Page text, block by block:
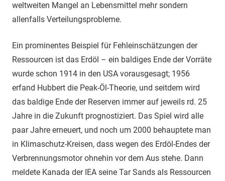
weltweiten Mangel an Lebensmittel mehr sondern
allenfalls Verteilungsprobleme.
Ein prominentes Beispiel für Fehleinschätzungen der
Ressourcen ist das Erdöl – ein baldiges Ende der Vorräte
wurde schon 1914 in den USA vorausgesagt; 1956
erfand Hubbert die Peak-Öl-Theorie, und seitdem wird
das baldige Ende der Reserven immer auf jeweils rd. 25
Jahre in die Zukunft prognostiziert. Das Spiel wird alle
paar Jahre erneuert, und noch um 2000 behauptete man
in Klimaschutz-Kreisen, dass wegen des Erdöl-Endes der
Verbrennungsmotor ohnehin vor dem Aus stehe. Dann
meldete Kanada der IEA seine Tar Sands als Ressourcen